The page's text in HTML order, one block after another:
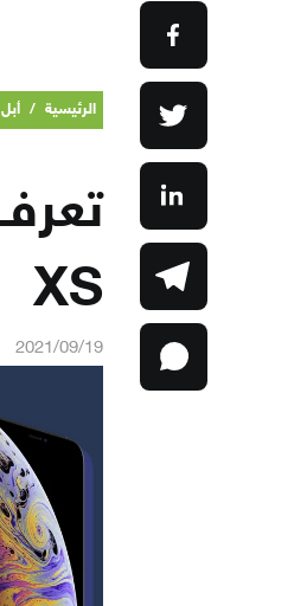
الرئيسية / أبل
XS
2021/09/19